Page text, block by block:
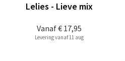
Vanaf€ 17,95
Lelies - Lieve mix
Levering vanaf 11 aug